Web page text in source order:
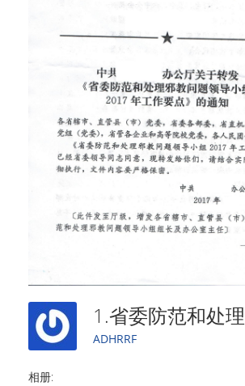
ADHRRF
相册: